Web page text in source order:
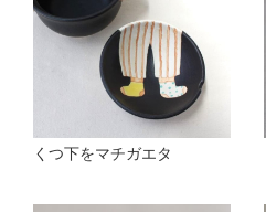
くつ下をマチガエタ